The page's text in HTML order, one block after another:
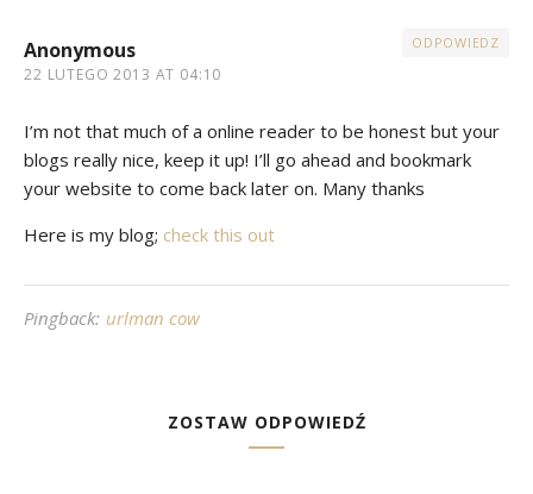
Anonymous
22 LUTEGO 2013 AT 04:10
ODPOWIEDZ
I’m not that much of a online reader to be honest but your
blogs really nice, keep it up! I’ll go ahead and bookmark
your website to come back later on. Many thanks
Here is my blog; check this out
Pingback: urlman cow
ZOSTAW ODPOWIEDŹ